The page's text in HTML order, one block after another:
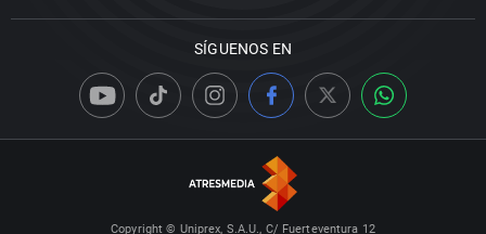
SÍGUENOS EN
Copyright © Uniprex, S.A.U., C/ Fuerteventura 12